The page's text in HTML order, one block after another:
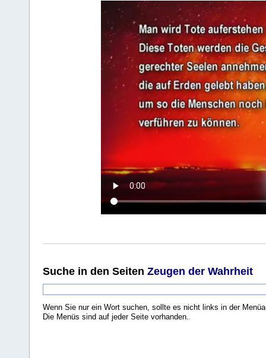
Suche in den Seiten Zeugen der Wahrheit
Wenn Sie nur ein Wort suchen, sollte es nicht links in der
Die Menüs sind auf jeder Seite vorhanden.